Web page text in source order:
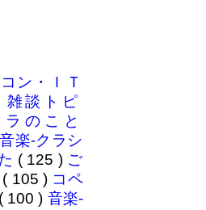
ことに。ハー
は 本栖湖キ
ン・ＩＴ
雑談トピ
のこと
音楽-クラシ
( 125 ) ご
( 105 ) コペ
( 100 ) 音楽-